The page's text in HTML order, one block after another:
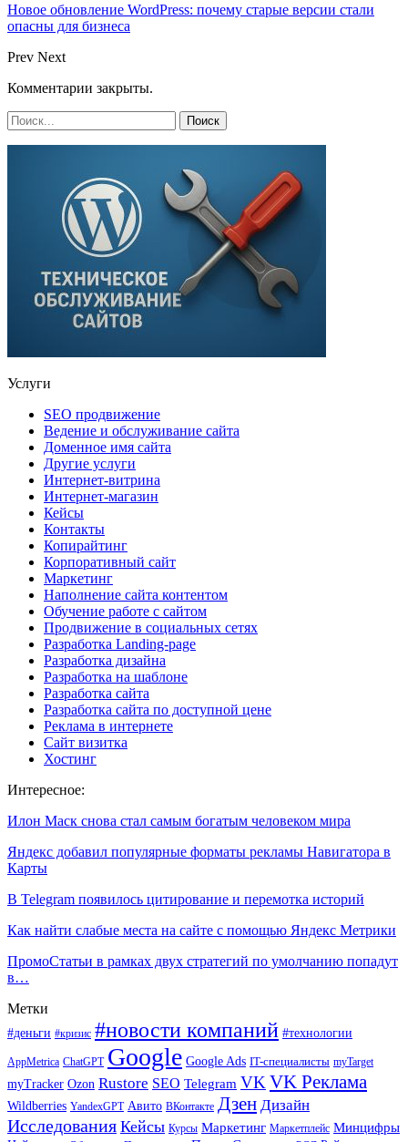
Новое обновление WordPress: почему старые версии стали
опасны для бизнеса
Prev Next
Комментарии закрыты.
Услуги
SEO продвижение
Ведение и обслуживание сайта
Доменное имя сайта
Другие услуги
Интернет-витрина
Интернет-магазин
Кейсы
Контакты
Копирайтинг
Корпоративный сайт
Маркетинг
Наполнение сайта контентом
Обучение работе с сайтом
Продвижение в социальных сетях
Разработка Landing-page
Разработка дизайна
Разработка на шаблоне
Разработка сайта
Разработка сайта по доступной цене
Реклама в интернете
Сайт визитка
Хостинг
Интересное:
Илон Маск снова стал самым богатым человеком мира
Яндекс добавил популярные форматы рекламы Навигатора в
Карты
В Telegram появилось цитирование и перемотка историй
Как найти слабые места на сайте с помощью Яндекс Метрики
ПромоСтатьи в рамках двух стратегий по умолчанию попадут
в…
Метки
#деньги #кризис #новости компаний #технологии
AppMetrica ChatGPT Google Google Ads IT-специалисты myTarget
myTracker Ozon Rustore SEO Telegram VK VK Реклама
Wildberries YandexGPT Авито ВКонтакте Дзен Дизайн
Исследования Кейсы Курсы Маркетинг Маркетплейс Минцифры